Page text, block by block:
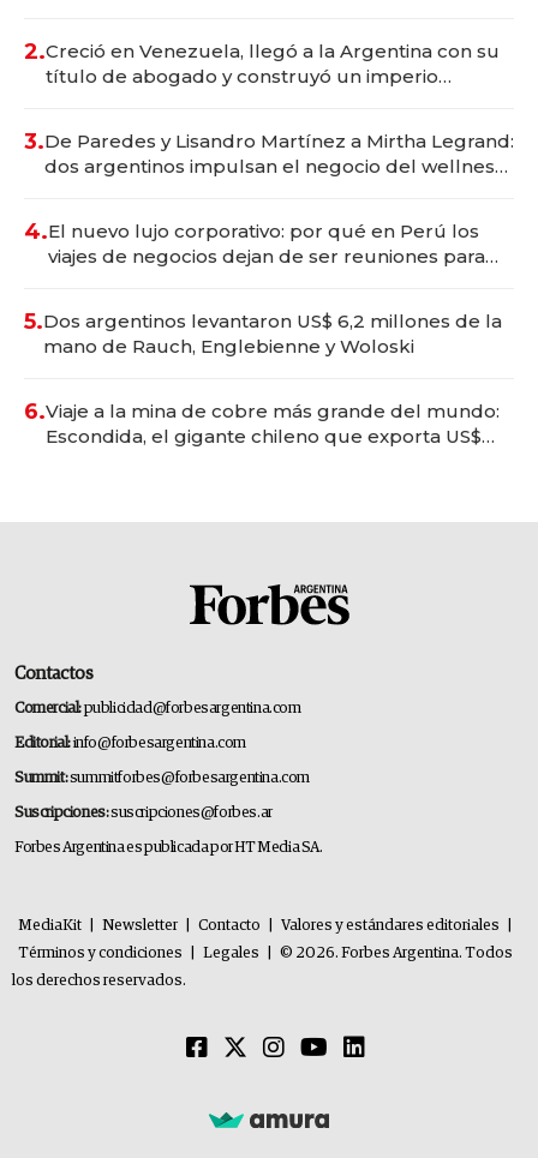
2.Creció en Venezuela, llegó a la Argentina con su
título de abogado y construyó un imperio
3.De Paredes y Lisandro Martínez a Mirtha Legrand:
dos argentinos impulsan el negocio del wellness
4.El nuevo lujo corporativo: por qué en Perú los
viajes de negocios dejan de ser reuniones para
5.Dos argentinos levantaron US$ 6,2 millones de la
mano de Rauch, Englebienne y Woloski
6.Viaje a la mina de cobre más grande del mundo:
Escondida, el gigante chileno que exporta US$
Contactos
Comercial:publicidad@forbesargentina.com
Editorial:info@forbesargentina.com
Summit:summitforbes@forbesargentina.com
Suscripciones:suscripciones@forbes.ar
Forbes Argentina es publicada por HT Media SA.
MediaKit Newsletter Contacto Valores y estándares editoriales
Términos y condiciones
Legales
© 2026. Forbes Argentina. Todos
los derechos reservados.